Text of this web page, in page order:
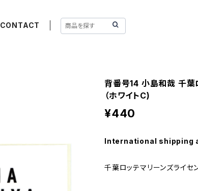
CONTACT
背番号14 小島和哉 千葉
（ホワイトC)
¥440
International shipping
千葉ロッテマリーンズライセ